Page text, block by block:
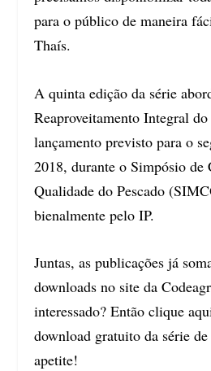
para o público de maneira
Thaís.
A quinta edição da série
Reaproveitamento Integral do
lançamento previsto para o
2018, durante o Simpósio de
Qualidade do Pescado
bienalmente pelo IP.
Juntas, as publicações já
downloads no site da
interessado? Então clique
download gratuito da série
apetite!